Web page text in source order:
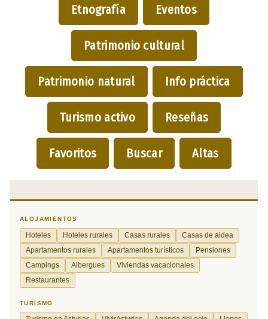
Etnografía Eventos
Patrimonio cultural
Patrimonio natural Info práctica
Turismo activo Reseñas
Favoritos Buscar Altas